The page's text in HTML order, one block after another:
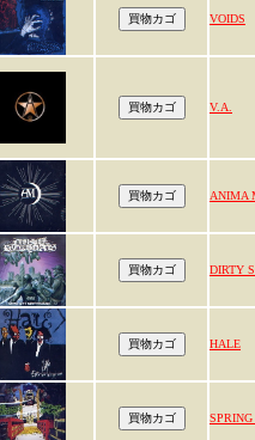
VOIDS
V.A.
ANIMA
DIRTY
HALE